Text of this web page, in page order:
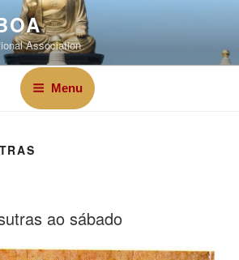
Association
Menu
ao sábado